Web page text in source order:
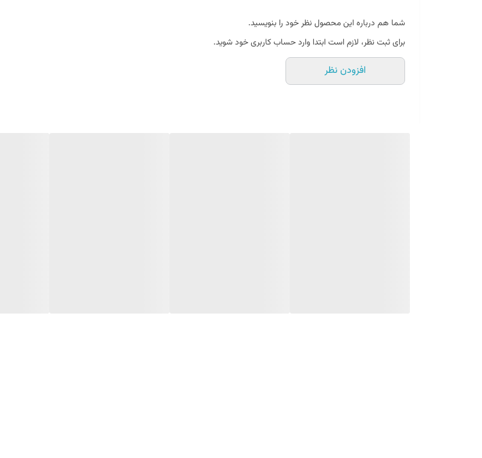
شما هم درباره این محصول نظر خود را بنویسید.
برای ثبت نظر، لازم است ابتدا وارد حساب کاربری خود شوید.
افزودن نظر